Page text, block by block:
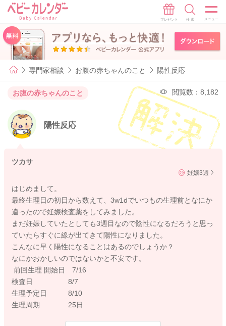
専門家相談 お腹の赤ちゃんのこと 陽性反応
お腹の赤ちゃんのこと 閲覧数：8,182
陽性反応
ツカサ
妊娠3週
はじめまして。
最終生理日の初日から数えて、3w1dでいつもの生理前となにか
違ったので妊娠検査薬をしてみました。
まだ妊娠していたとしても3週目なので陰性になるだろうと思っ
ていたらすぐに線が出てきて陽性になりました。
こんなに早く陽性になることはあるのでしょうか？
なにかおかしいのではないかと不安です。
前回生理 開始日 7/16
検査日 8/7
生理予定日 8/10
生理周期 25日